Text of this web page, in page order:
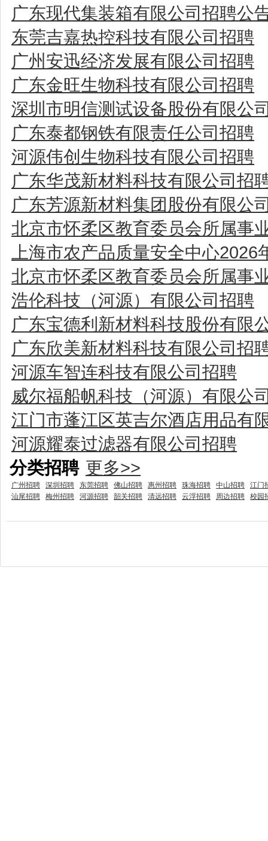
广东现代集装箱有限公司招聘公
东莞吉嘉热控科技有限公司招聘
广州安迅经济发展有限公司招聘
广东金旺生物科技有限公司招聘
深圳市明信测试设备股份有限公
广东泰都钢铁有限责任公司招聘
河源伟创生物科技有限公司招聘
广东华茂新材料科技有限公司招
广东芳源新材料集团股份有限公
北京市怀柔区教育委员会所属事
上海市农产品质量安全中心
北京市怀柔区教育委员会所属事
浩伦科技（河源）有限公司招聘
广东宝德利新材料科技股份有限
广东欣美新材料科技有限公司招
河源车智连科技有限公司招聘
威尔福船帆科技（河源）有限公
江门市蓬江区英吉尔酒店用品有
河源耀泰过滤器有限公司招聘
分类招聘 更多>>
广州招聘 深圳招聘 东莞招聘 佛山招聘 惠州招聘 珠海招聘 中山招聘
江门
汕尾招聘
梅州招聘 河源招聘 韶关招聘 清远招聘 云浮招聘 周边招聘 校园